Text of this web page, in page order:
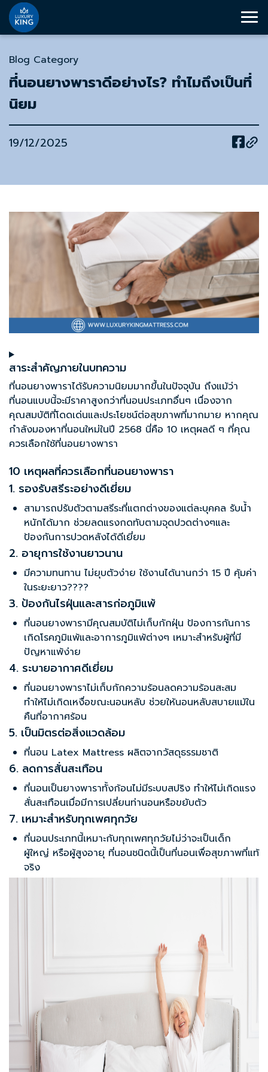
Blog Category
ที่นอนยางพาราดีอย่างไร? ทำไมถึงเป็นที่
นิยม
19/12/2025
สาระสำคัญภายในบทความ
ที่นอนยางพาราได้รับความนิยมมากขึ้นในปัจจุบัน ถึงแม้ว่า
ที่นอนแบบนี้จะมีราคาสูงกว่าที่นอนประเภทอื่นๆ เนื่องจาก
คุณสมบัติที่โดดเด่นและประโยชน์ต่อสุขภาพที่มากมาย หากคุณ
กำลังมองหาที่นอนใหม่ในปี 2568 นี่คือ 10 เหตุผลดี ๆ ที่คุณ
ควรเลือกใช้ที่นอนยางพารา
10 เหตุผลที่ควรเลือกที่นอนยางพารา
1. รองรับสรีระอย่างดีเยี่ยม
สามารถปรับตัวตามสรีระที่แตกต่างของแต่ละบุคคล รับน้ำ
หนักได้มาก ช่วยลดแรงกดทับตามจุดปวดต่างๆและ
ป้องกันการปวดหลังได้ดีเยี่ยม
2. อายุการใช้งานยาวนาน
มีความทนทาน ไม่ยุบตัวง่าย ใช้งานได้นานกว่า 15 ปี คุ้มค่า
ในระยะยาว????
3. ป้องกันไรฝุ่นและสารก่อภูมิแพ้
ที่นอนยางพารามีคุณสมบัติไม่เก็บกักฝุ่น ป้องการกันการ
เกิดโรคภูมิแพ้และอาการภูมิแพ้ต่างๆ เหมาะสำหรับผู้ที่มี
ปัญหาแพ้ง่าย
4. ระบายอากาศดีเยี่ยม
ที่นอนยางพาราไม่เก็บกักความร้อนลดความร้อนสะสม
ทำให้ไม่เกิดเหงื่อขณะนอนหลับ ช่วยให้นอนหลับสบายแม้ใน
คืนที่อากาศร้อน
5. เป็นมิตรต่อสิ่งแวดล้อม
ที่นอน Latex Mattress ผลิตจากวัสดุธรรมชาติ
6. ลดการสั่นสะเทือน
ที่นอนเป็นยางพาราทั้งก้อนไม่มีระบบสปริง ทำให้ไม่เกิดแรง
สั่นสะเทือนเมื่อมีการเปลี่ยนท่านอนหรือขยับตัว
7. เหมาะสำหรับทุกเพศทุกวัย
ที่นอนประเภทนี้เหมาะกับทุกเพศทุกวัยไม่ว่าจะเป็นเด็ก
ผู้ใหญ่ หรือผู้สูงอายุ ที่นอนชนิดนี้เป็นที่นอนเพื่อสุขภาพที่แท้
จริง